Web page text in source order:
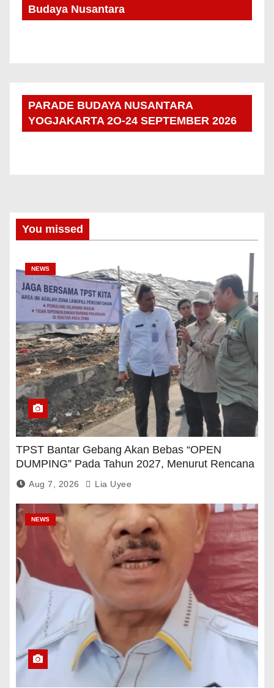
Budaya Nusantara
PARADE BUDAYA NUSANTARA
YOGJAKARTA 2O-24 SEPTEMBER 2026
You missed
NEWS
TPST Bantar Gebang Akan Bebas “OPEN
DUMPING” Pada Tahun 2027, Menurut Rencana
Pemerintah
Aug 7, 2026 Lia Uyee
NEWS